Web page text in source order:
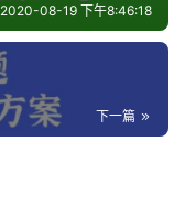
2020-08-19 下午8:46:18
下一篇